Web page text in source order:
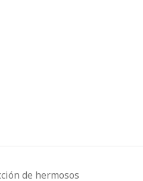
de hermosos